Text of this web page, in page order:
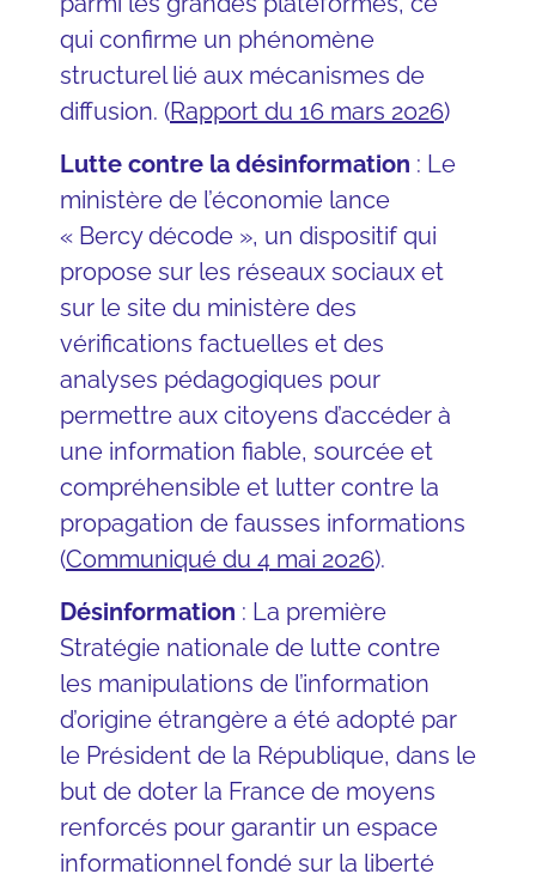
qui confirme un phénomène
structurel lié aux mécanismes de
diffusion. (Rapport du 16 mars 2026)
Lutte contre la désinformation : Le
ministère de l’économie lance
« Bercy décode », un dispositif qui
propose sur les réseaux sociaux et
sur le site du ministère des
vérifications factuelles et des
analyses pédagogiques pour
permettre aux citoyens d’accéder à
une information fiable, sourcée et
compréhensible et lutter contre la
propagation de fausses informations
(Communiqué du 4 mai 2026).
Désinformation : La première
Stratégie nationale de lutte contre
les manipulations de l’information
d’origine étrangère a été adopté par
le Président de la République, dans le
but de doter la France de moyens
renforcés pour garantir un espace
informationnel fondé sur la liberté